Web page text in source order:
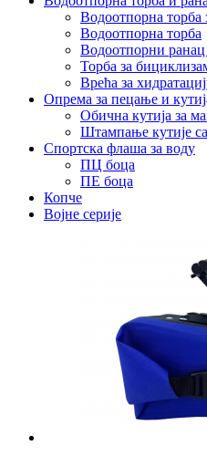
Водоотпорна торба
Водоотпорна торба
Водоотпорни
Торба за
Врећа за
Опрема за пецање и
Обична кутија за
Штампање кутије
Спортска флаша за воду
ПЦ боца
ПЕ боца
Копче
Војне серије